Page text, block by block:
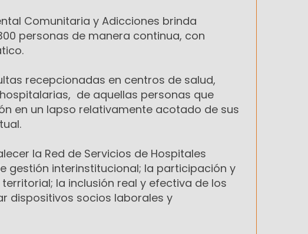
Comunitaria y Adicciones brinda
personas de manera continua, con
recepcionadas en centros de salud,
de aquellas personas que
en un lapso relativamente acotado de sus
la Red de Servicios de Hospitales
gestión interinstitucional; la participación y
la inclusión real y efectiva de los
dispositivos socios laborales y